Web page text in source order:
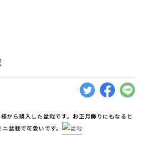
から購入した盆栽です。お正月飾りにもなると
盆栽で可愛いです。